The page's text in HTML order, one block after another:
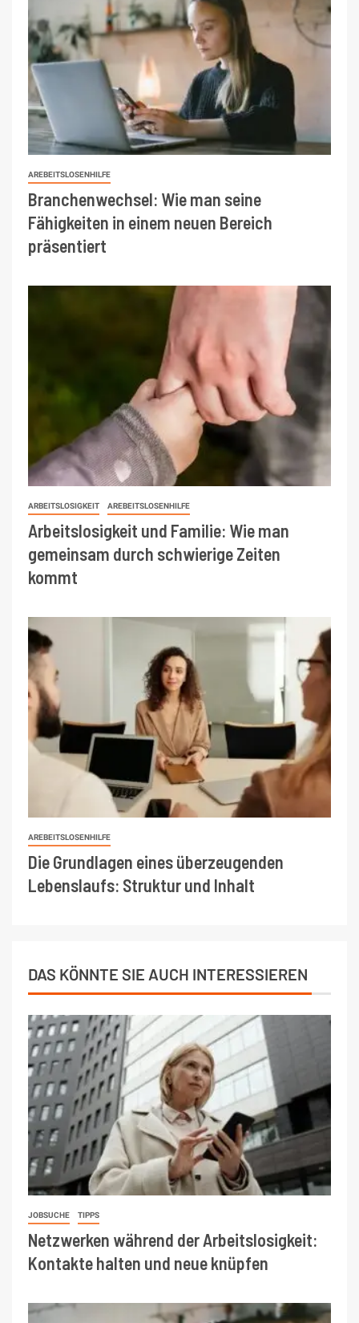
AREBEITSLOSENHILFE
Branchenwechsel: Wie man seine
Fähigkeiten in einem neuen Bereich
präsentiert
ARBEITSLOSIGKEIT AREBEITSLOSENHILFE
Arbeitslosigkeit und Familie: Wie man
gemeinsam durch schwierige Zeiten
kommt
AREBEITSLOSENHILFE
Die Grundlagen eines überzeugenden
Lebenslaufs: Struktur und Inhalt
DAS KÖNNTE SIE AUCH INTERESSIEREN
JOBSUCHE TIPPS
Netzwerken während der Arbeitslosigkeit:
Kontakte halten und neue knüpfen